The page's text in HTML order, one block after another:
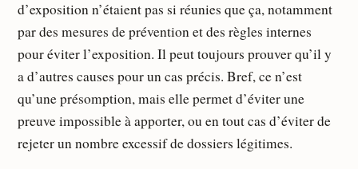
d’exposition n’étaient pas si réunies que ça, notamment
par des mesures de prévention et des règles internes
pour éviter l’exposition. Il peut toujours prouver qu’il y
a d’autres causes pour un cas précis. Bref, ce n’est
qu’une présomption, mais elle permet d’éviter une
preuve impossible à apporter, ou en tout cas d’éviter de
rejeter un nombre excessif de dossiers légitimes.